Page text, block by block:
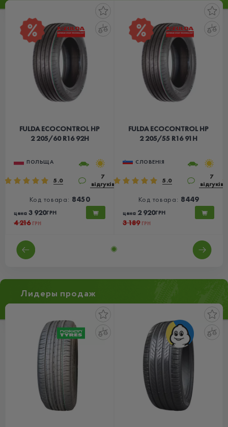
FULDA ECOCONTROL HP
2 205/60 R16 92H
Код товара: 8450
5.0
7
відгуків
ПОЛЬЩА
цена 3 920ГРН
4 216 ГРН
FULDA ECOCONTROL HP
2 205/55 R16 91H
Код товара: 8449
5.0
7
відгуків
СЛОВЕНІЯ
цена 2 920ГРН
3 189 ГРН
Лидеры продаж